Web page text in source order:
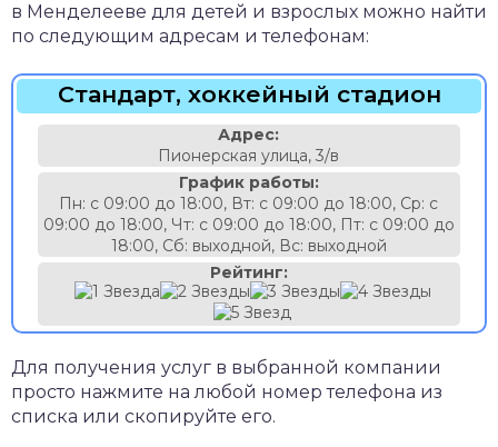
в Менделееве для детей и взрослых можно найти
по следующим адресам и телефонам:
Стандарт, хоккейный стадион
Адрес:
Пионерская улица, 3/в
График работы:
Пн: с 09:00 до 18:00, Вт: с 09:00 до 18:00, Ср: с
09:00 до 18:00, Чт: с 09:00 до 18:00, Пт: с 09:00 до
18:00, Сб: выходной, Вс: выходной
Рейтинг:
Для получения услуг в выбранной компании
просто нажмите на любой номер телефона из
списка или скопируйте его.